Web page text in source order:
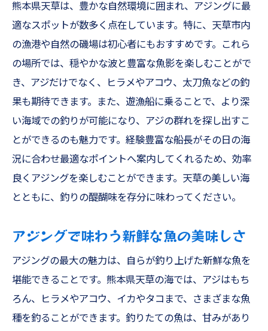
熊本県天草は、豊かな自然環境に囲まれ、アジングに最
適なスポットが数多く点在しています。特に、天草市内
の漁港や自然の磯場は初心者にもおすすめです。これら
の場所では、穏やかな波と豊富な魚影を楽しむことがで
き、アジだけでなく、ヒラメやアコウ、太刀魚などの釣
果も期待できます。また、遊漁船に乗ることで、より深
い海域での釣りが可能になり、アジの群れを探し出すこ
とができるのも魅力です。経験豊富な船長がその日の海
況に合わせ最適なポイントへ案内してくれるため、効率
良くアジングを楽しむことができます。天草の美しい海
とともに、釣りの醍醐味を存分に味わってください。
アジングで味わう新鮮な魚の美味しさ
アジングの最大の魅力は、自らが釣り上げた新鮮な魚を
堪能できることです。熊本県天草の海では、アジはもち
ろん、ヒラメやアコウ、イカやタコまで、さまざまな魚
種を釣ることができます。釣りたての魚は、甘みがあり